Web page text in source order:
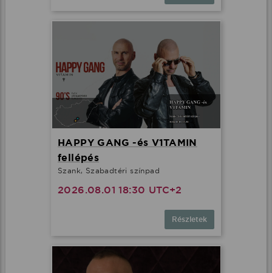
HAPPY GANG -és V1TAMIN
fellépés
Szank, Szabadtéri színpad
2026.08.01 18:30 UTC+2
Részletek